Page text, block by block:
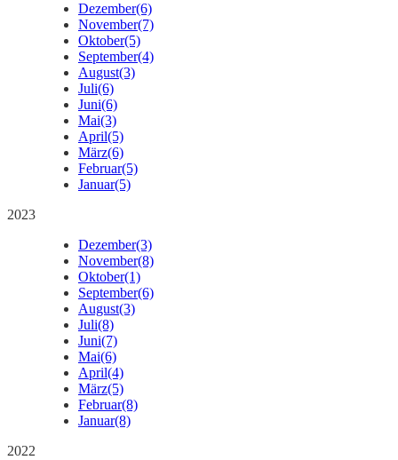
Dezember(6)
November(7)
Oktober(5)
September(4)
August(3)
Juli(6)
Juni(6)
Mai(3)
April(5)
März(6)
Februar(5)
Januar(5)
2023
Dezember(3)
November(8)
Oktober(1)
September(6)
August(3)
Juli(8)
Juni(7)
Mai(6)
April(4)
März(5)
Februar(8)
Januar(8)
2022